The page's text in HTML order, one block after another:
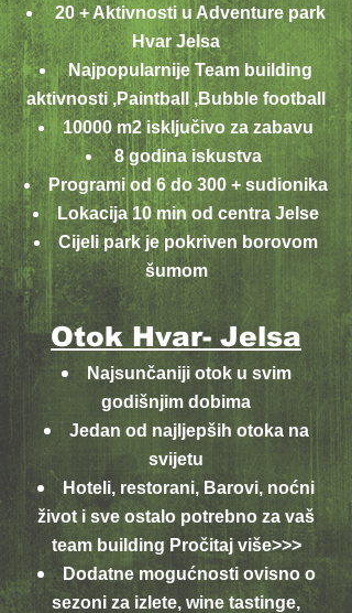
20 + Aktivnosti u Adventure park
Hvar Jelsa
Najpopularnije Team building
aktivnosti ,Paintball ,Bubble football
10000 m2 isključivo za zabavu
8 godina iskustva
Programi od 6 do 300 + sudionika
Lokacija 10 min od centra Jelse
Cijeli park je pokriven borovom
šumom
Otok Hvar- Jelsa
Najsunčaniji otok u svim
godišnjim dobima
Jedan od najljepših otoka na
svijetu
Hoteli, restorani, Barovi, noćni
život i sve ostalo potrebno za vaš
team building Pročitaj više>>>
Dodatne mogućnosti ovisno o
sezoni za izlete, wine tastinge,